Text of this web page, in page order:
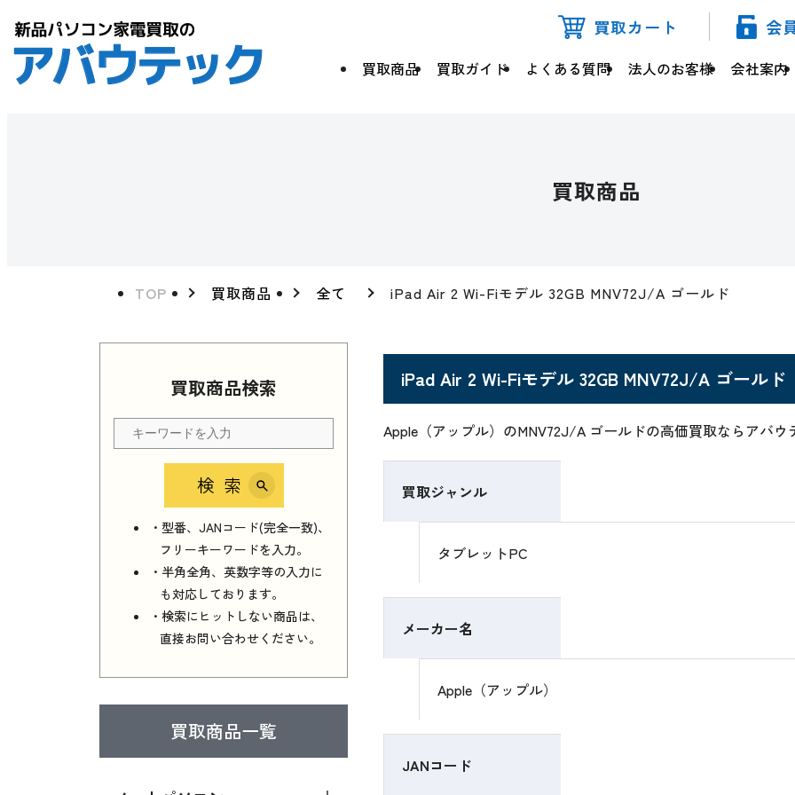
買取カート 会
買取商品 買取ガイド よくある質問 法人のお客様 会社案内
買取商品
TOP 買取商品 全て iPad Air 2 Wi-Fiモデル 32GB MNV72J/A ゴールド
買取商品検索
検索
・型番、JANコード(完全一致)、
フリーキーワードを入力。
・半角全角、英数字等の入力に
も対応しております。
・検索にヒットしない商品は、
直接お問い合わせください。
買取商品一覧
iPad Air 2 Wi-Fiモデル 32GB MNV72J/A ゴールド
Apple（アップル）のMNV72J/A ゴールドの高価買取ならアバウ
買取ジャンル
タブレットPC
メーカー名
Apple（アップル）
JANコード